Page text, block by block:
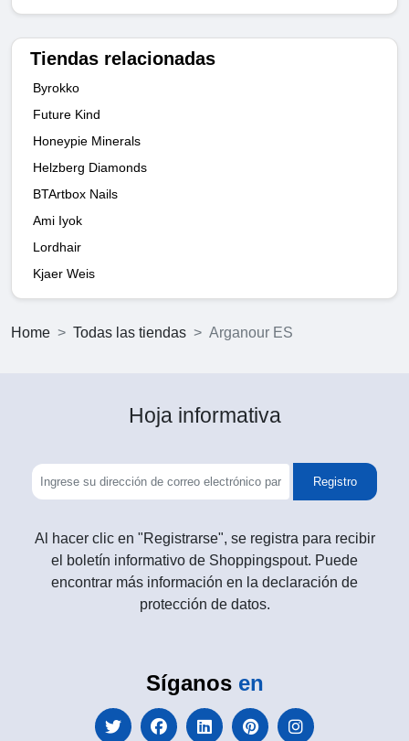
Tiendas relacionadas
Byrokko
Future Kind
Honeypie Minerals
Helzberg Diamonds
BTArtbox Nails
Ami Iyok
Lordhair
Kjaer Weis
Home Todas las tiendas Arganour ES
Hoja informativa
Registro
Al hacer clic en "Registrarse", se registra para recibir
el boletín informativo de Shoppingspout. Puede
encontrar más información en la declaración de
protección de datos.
Síganos en